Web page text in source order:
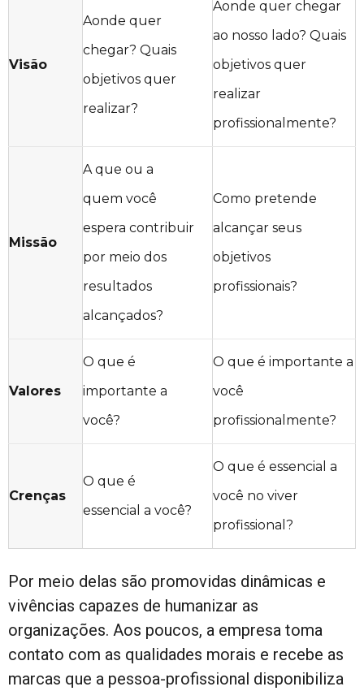
Visão
Aonde quer
chegar? Quais
objetivos quer
realizar?
Aonde quer chegar
ao nosso lado? Quais
objetivos quer
realizar
profissionalmente?
Missão
A que ou a
quem você
espera contribuir
por meio dos
resultados
alcançados?
Como pretende
alcançar seus
objetivos
profissionais?
Valores
O que é
importante a
você?
O que é importante a
você
profissionalmente?
Crenças
O que é
essencial a você?
O que é essencial a
você no viver
profissional?
Por meio delas são promovidas dinâmicas e
vivências capazes de humanizar as
organizações. Aos poucos, a empresa toma
contato com as qualidades morais e recebe as
marcas que a pessoa-profissional disponibiliza